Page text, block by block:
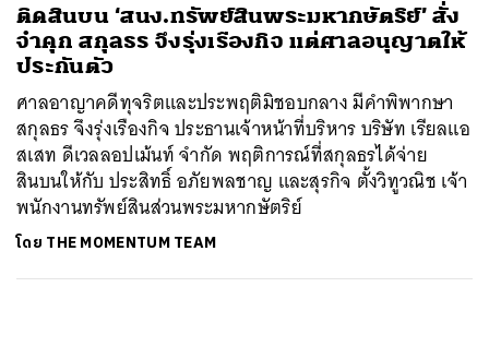
ติดสินบน ‘สนง.ทรัพย์สินพระมหากษัตริย์’ สั่ง
จำคุก สกุลธร จึงรุ่งเรืองกิจ แต่ศาลอนุญาตให้
ประกันตัว
ศาลอาญาคดีทุจริตและประพฤติมิชอบกลาง มีคำพิพากษา
สกุลธร จึงรุ่งเรืองกิจ ประธานเจ้าหน้าที่บริหาร บริษัท เรียลแอ
สเสท ดีเวลลอปเม้นท์ จํากัด พฤติการณ์ที่สกุลธรได้จ่าย
สินบนให้กับ ประสิทธิ์ อภัยพลชาญ และสุรกิจ ตั้งวิทูวณิช เจ้า
พนักงานทรัพย์สินส่วนพระมหากษัตริย์
โดย THE MOMENTUM TEAM